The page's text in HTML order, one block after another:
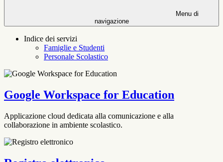
Menu di
navigazione
Indice dei servizi
Famiglie e Studenti
Personale Scolastico
Google Workspace for Education
Applicazione cloud dedicata alla comunicazione e alla
collaborazione in ambiente scolastico.